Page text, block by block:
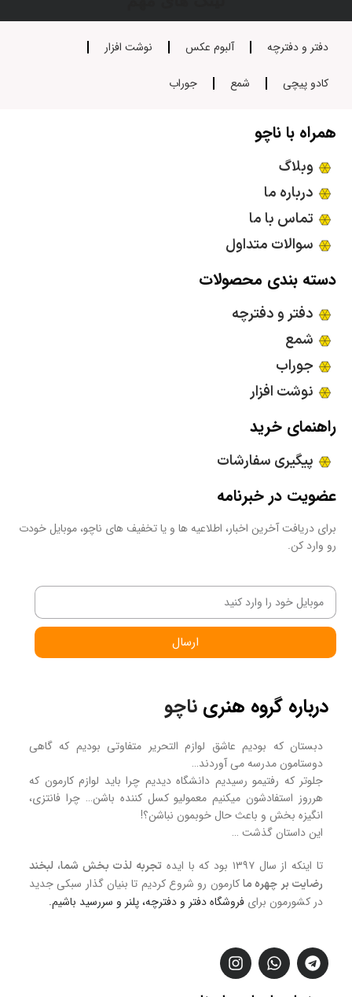
دفتر و دفترچه آلبوم عکس نوشت افزار
کادو پیچی شمع جوراب
همراه با ناچو
وبلاگ
درباره ما
تماس با ما
سوالات متداول
دسته بندی محصولات
دفتر و دفترچه
شمع
جوراب
نوشت افزار
راهنمای خرید
پیگیری سفارشات
عضویت در خبرنامه
برای دریافت آخرین اخبار، اطلاعیه ها و یا تخفیف های ناچو، موبایل خودت
رو وارد کن.
ارسال
درباره گروه هنری ناچو
دبستان که بودیم عاشق لوازم التحریر متفاوتی بودیم که گاهی
دوستامون مدرسه می آوردند…
جلوتر که رفتیمو رسیدیم دانشگاه دیدیم چرا باید لوازم کارمون که
هرروز استفادشون میکنیم معمولیو کسل کننده باشن… چرا فانتزی،
انگیزه بخش و باعث حال خوبمون نباشن؟!
این داستان گذشت …
تا اینکه از سال ۱۳۹۷ بود که با ایده
تجربه لذت بخش شما، لبخند
رضایت بر چهره ماکارمون رو شروع کردیم تا بنیان گذار سبکی جدید
در کشورمون برای فروشگاهدفتر و دفترچه، پلنر و سررسید باشیم.